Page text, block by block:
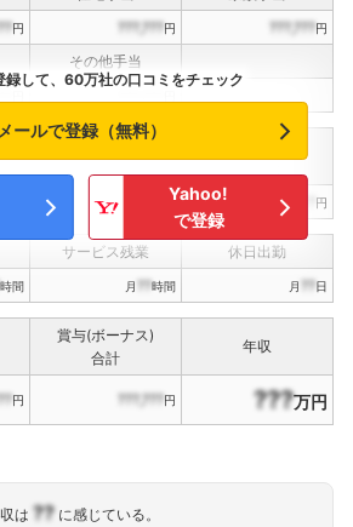
円 ???,???円 ???,???円
その他手当
インセンティブ賞与
決算賞与
???,??? 円 ???,??? 円
サービス残業 休日出勤
時間 月 ??時間 月 ??日
賞与(ボーナス)
合計
年収
円 ???,???円 ???万円
録して、60万社の口コミをチェック
メールで登録（無料）
Yahoo!
で登録
は ??に感じている。